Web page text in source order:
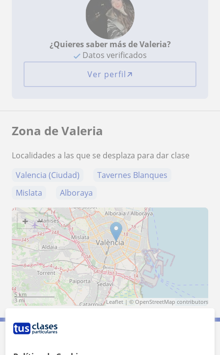
¿Quieres saber más de Valeria?
Datos verificados
Ver perfil
Zona de Valeria
Localidades a las que se desplaza para dar clase
Valencia (Ciudad)
Tavernes Blanques
Mislata
Alboraya
+ −
5 km
3 mi
Leaflet | © OpenStreetMap contributors